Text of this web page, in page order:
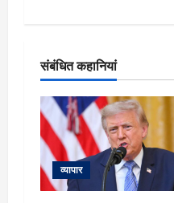
संबंधित कहानियां
व्यापार